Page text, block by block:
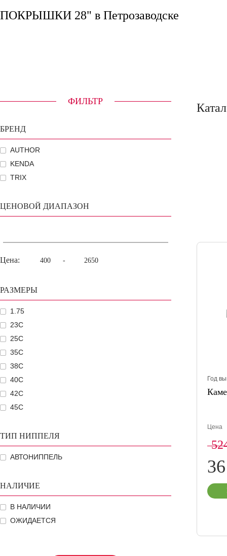
ПОКРЫШКИ 28" в Петрозаводске
ФИЛЬТР
БРЕНД
AUTHOR
KENDA
TRIX
ЦЕНОВОЙ ДИАПАЗОН
Цена: -
РАЗМЕРЫ
1.75
23C
25C
35C
38C
40C
42C
45C
ТИП НИППЕЛЯ
АВТОНИППЕЛЬ
НАЛИЧИЕ
В НАЛИЧИИ
ОЖИДАЕТСЯ
Год
Цена